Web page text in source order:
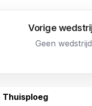
Vorige
Geen wedstrijd
Thuisploeg